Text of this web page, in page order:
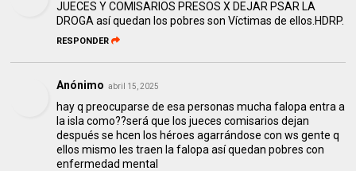
JUECES Y COMISARIOS PRESOS X DEJAR PSAR LA
DROGA así quedan los pobres son Víctimas de ellos.HDRP.
RESPONDER
Anónimo abril 15, 2025
hay q preocuparse de esa personas mucha falopa entra a
la isla como??será que los jueces comisarios dejan
después se hcen los héroes agarrándose con ws gente q
ellos mismo les traen la falopa así quedan pobres con
enfermedad mental